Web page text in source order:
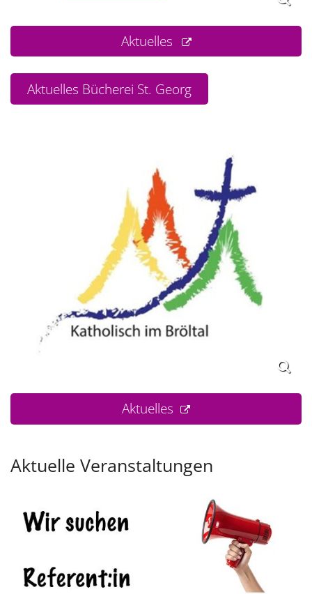
Aktuelles
Aktuelles Bücherei St. Georg
Aktuelles
Aktuelle Veranstaltungen